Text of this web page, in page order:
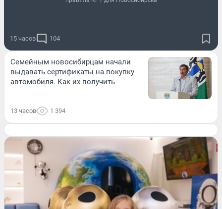
15 часов 104
Семейным новосибирцам начали
выдавать сертификаты на покупку
автомобиля. Как их получить
13 часов 1 394